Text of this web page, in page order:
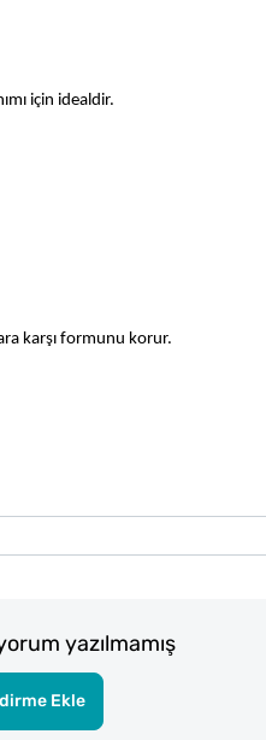
için idealdir.
karşı formunu korur.
yazılmamış
Ekle